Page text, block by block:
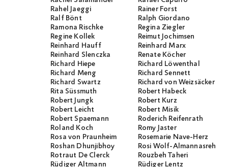
Rahel Jaeggi
Rainer Forst
Ralf Bönt
Ralph Giordano
Ramona Rischke
Regina Ziegler
Regine Kollek
Reimut Jochimsen
Reinhard Hauff
Reinhard Marx
Reinhard Slenczka
Renate Köcher
Richard Hiepe
Richard Löwenthal
Richard Meng
Richard Sennett
Richard Swartz
Richard von Weizsäcker
Rita Süssmuth
Robert Habeck
Robert Jungk
Robert Kurz
Robert Leicht
Robert Misik
Robert Spaemann
Roderich Reifenrath
Roland Koch
Romy Jaster
Rosa von Praunheim
Rosemarie Nave-Herz
Roshan Dhunjibhoy
Rosi Wolf-Almannasreh
Rotraut De Clerck
Rouzbeh Taheri
Rüdiger Altmann
Rüdiger Lentz